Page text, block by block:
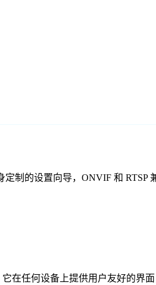
制的设置向导，ONVIF 和
在任何设备上提供用户友好的界